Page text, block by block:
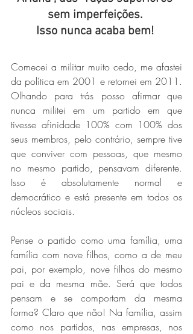
sem imperfeições.
Isso nunca acaba bem!
Comecei a militar muito cedo, me afastei
da política em 2001 e retornei em 2011.
Olhando para trás posso afirmar que
nunca militei em um partido em que
tivesse afinidade 100% com 100% dos
seus membros, pelo contrário, sempre tive
que conviver com pessoas, que mesmo
no mesmo partido, pensavam diferente.
Isso é absolutamente normal e
democrático e está presente em todos os
núcleos sociais.
Pense o partido como uma família, uma
família com nove filhos, como a de meu
pai, por exemplo, nove filhos do mesmo
pai e da mesma mãe. Será que todos
pensam e se comportam da mesma
forma? Claro que não! Na família, assim
como nos partidos, nas empresas, nos